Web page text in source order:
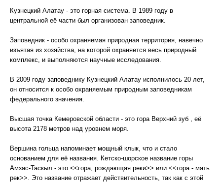
Кузнецкий Алатау - это горная система. В 1989 году в
центральной её части был организован заповедник.
Заповедник - особо охраняемая природная территория, навечно
изъятая из хозяйства, на которой охраняется весь природный
комплекс, и выполняются научные исследования.
В 2009 году заповеднику Кузнецкий Алатау исполнилось 20 лет,
он относится к особо охраняемым природным заповедникам
федерального значения.
Высшая точка Кемеровской области - это гора Верхний зуб , её
высота 2178 метров над уровнем моря.
Вершина гольца напоминает мощный клык, что и стало
основанием для её названия. Кетско-шорское название горы
Амзас-Таскыл - это <<гора, рождающая реки>> или <<гора - мать
рек>>. Это название отражает действительность, так как с этой